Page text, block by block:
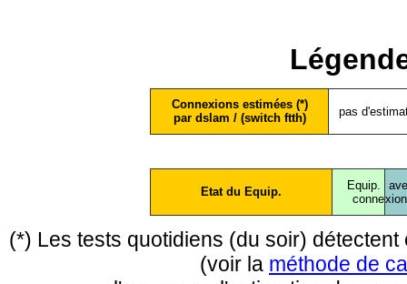
Connexions estimées (*)
par dslam / (switch ftth)
pas
Etat du Equip.
Equip.
conne
(*) Les tests quotidiens (du soir)
(voir la méthode de